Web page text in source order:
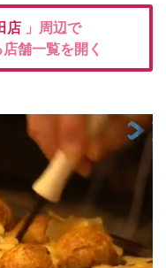
店 」周辺で
舗一覧を開く